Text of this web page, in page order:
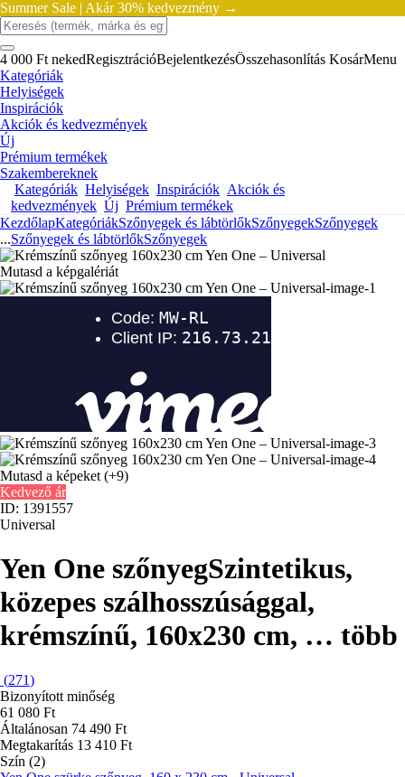
Summer Sale | Akár 30% kedvezmény →
4 000 Ft nekedRegisztrációBejelentkezésÖsszehasonlítás KosárMenu
Kategóriák
Helyiségek
Inspirációk
Akciók és kedvezmények
Új
Prémium termékek
Szakembereknek
Kategóriák Helyiségek Inspirációk Akciók és
kedvezmények Új Prémium termékek
KezdőlapKategóriákSzőnyegek és lábtörlőkSzőnyegekSzőnyegek
...Szőnyegek és lábtörlőkSzőnyegek
Mutasd a képgalériát
Mutasd a képeket (+9)
Kedvező ár
ID: 1391557
Universal
Yen One szőnyegSzintetikus,
közepes szálhosszúsággal,
krémszínű, 160x230 cm, … több
(271)
Bizonyított minőség
61 080 Ft
Általánosan 74 490 Ft
Megtakarítás 13 410 Ft
Szín (2)